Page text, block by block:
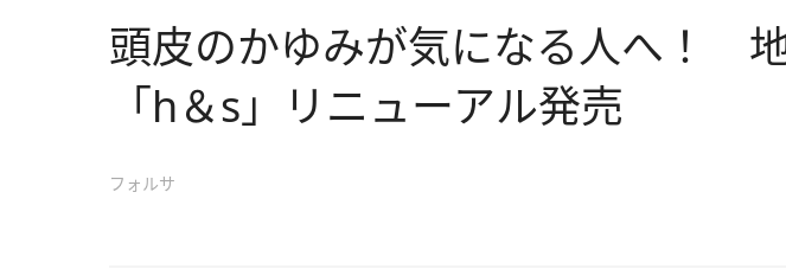
頭皮のかゆみが気になる人へ！
「h＆s」リニューアル発売
フォルサ